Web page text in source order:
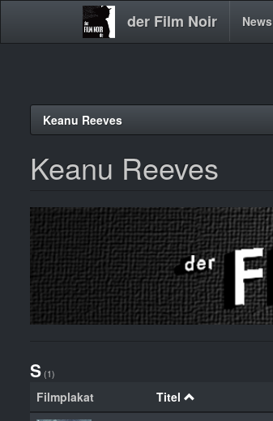
der Film Noir
Main News
Keanu Reeves
Keanu Reeves
S (1)
Filmplakat Titel